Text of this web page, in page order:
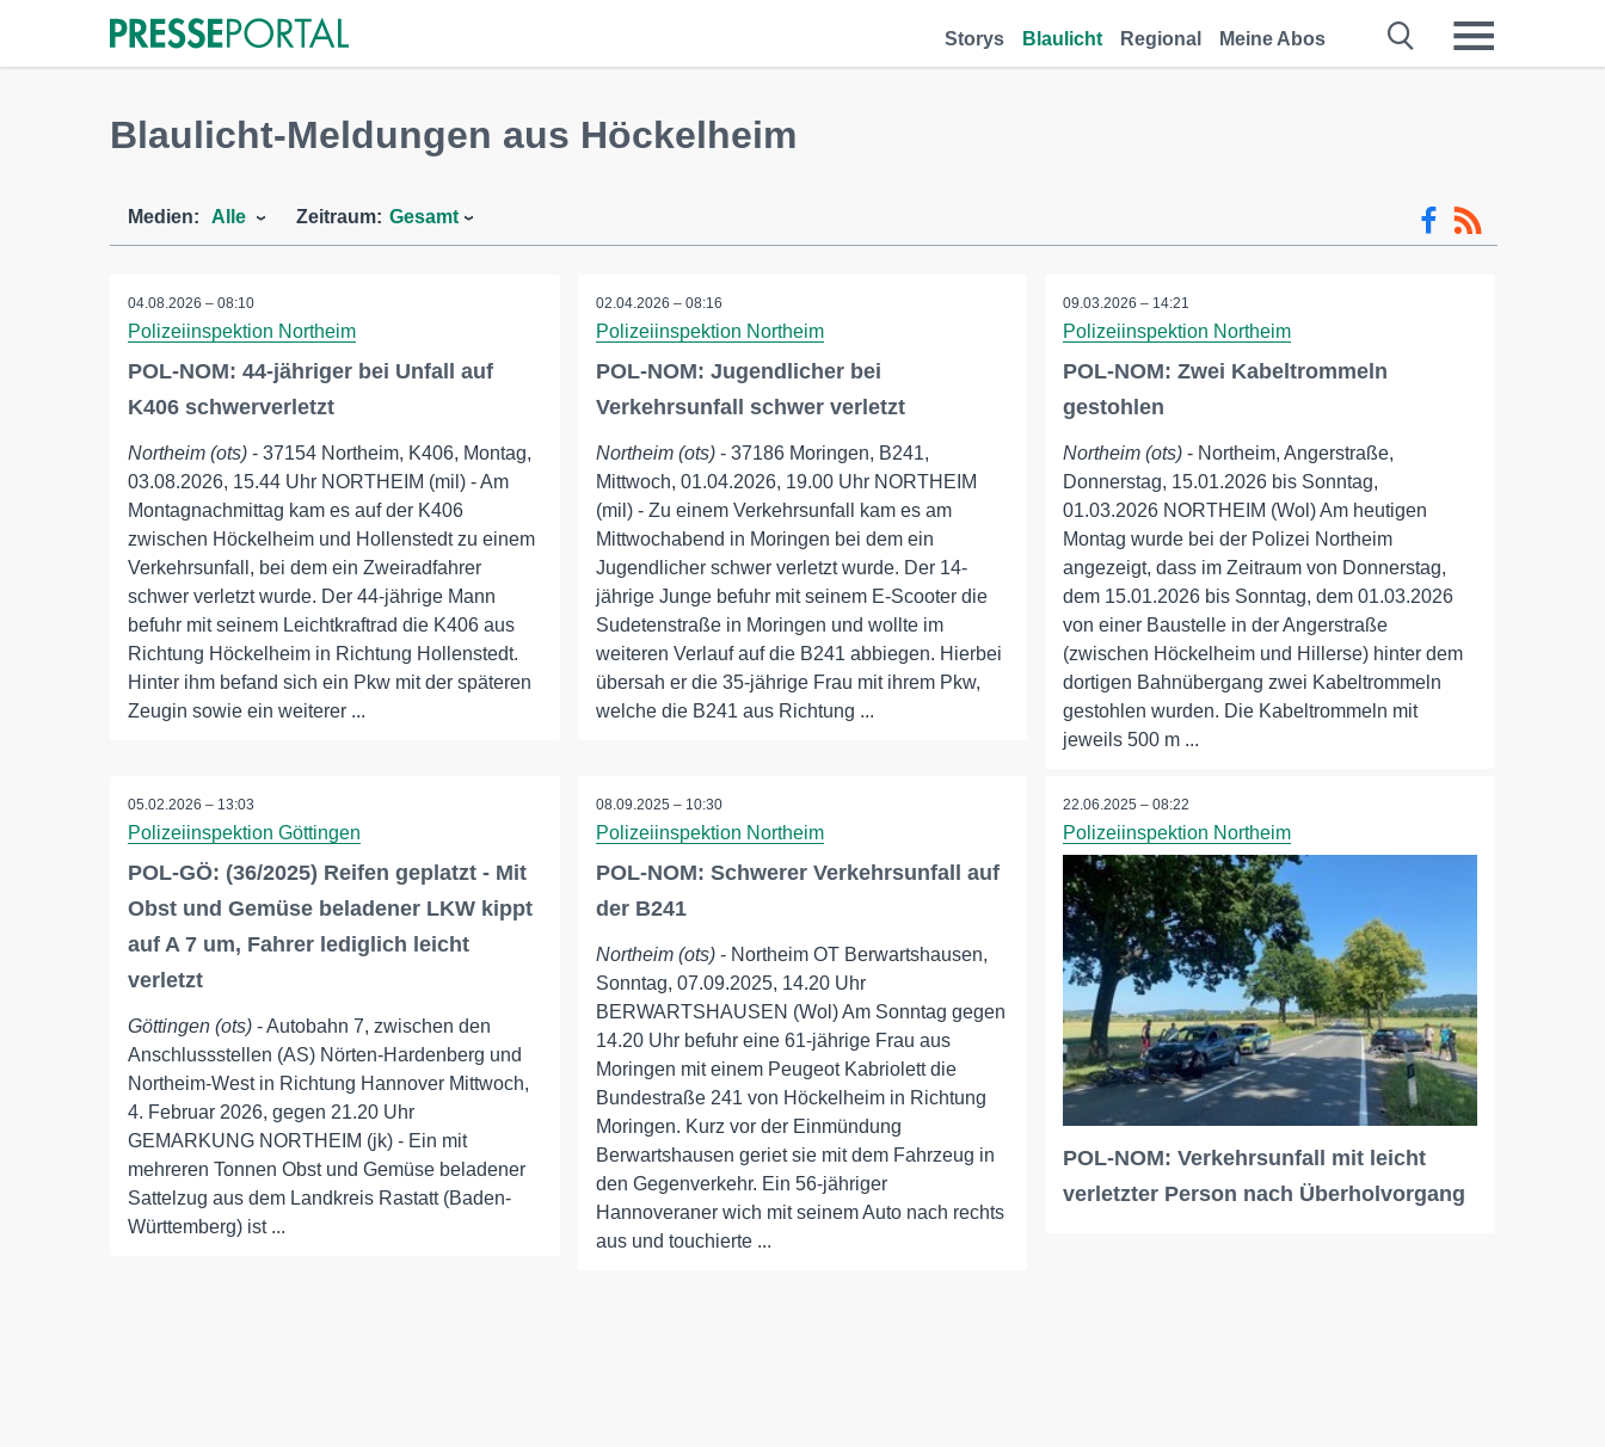
Storys Blaulicht Regional Meine Abos
Blaulicht-Meldungen aus Höckelheim
Medien: Alle Zeitraum: Gesamt
04.08.2026 – 08:10
Polizeiinspektion Northeim
POL-NOM: 44-jähriger bei Unfall auf
K406 schwerverletzt
Northeim (ots) - 37154 Northeim, K406, Montag,
03.08.2026, 15.44 Uhr NORTHEIM (mil) - Am
Montagnachmittag kam es auf der K406
zwischen Höckelheim und Hollenstedt zu einem
Verkehrsunfall, bei dem ein Zweiradfahrer
schwer verletzt wurde. Der 44-jährige Mann
befuhr mit seinem Leichtkraftrad die K406 aus
Richtung Höckelheim in Richtung Hollenstedt.
Hinter ihm befand sich ein Pkw mit der späteren
Zeugin sowie ein weiterer ...
02.04.2026 – 08:16
Polizeiinspektion Northeim
POL-NOM: Jugendlicher bei
Verkehrsunfall schwer verletzt
Northeim (ots)- 37186 Moringen, B241,
Mittwoch, 01.04.2026, 19.00 Uhr NORTHEIM
(mil) - Zu einem Verkehrsunfall kam es am
Mittwochabend in Moringen bei dem ein
Jugendlicher schwer verletzt wurde. Der 14-
jährige Junge befuhr mit seinem E-Scooter die
Sudetenstraße in Moringen und wollte im
weiteren Verlauf auf die B241 abbiegen. Hierbei
übersah er die 35-jährige Frau mit ihrem Pkw,
welche die B241 aus Richtung ...
09.03.2026 – 14:21
Polizeiinspektion Northeim
POL-NOM: Zwei Kabeltrommeln
gestohlen
Northeim (ots) - Northeim, Angerstraße,
Donnerstag, 15.01.2026 bis Sonntag,
01.03.2026 NORTHEIM (Wol) Am heutigen
Montag wurde bei der Polizei Northeim
angezeigt, dass im Zeitraum von Donnerstag,
dem 15.01.2026 bis Sonntag, dem 01.03.2026
von einer Baustelle in der Angerstraße
(zwischen Höckelheim und Hillerse) hinter dem
dortigen Bahnübergang zwei Kabeltrommeln
gestohlen wurden. Die Kabeltrommeln mit
jeweils 500 m ...
05.02.2026 – 13:03
Polizeiinspektion Göttingen
POL-GÖ: (36/2025) Reifen geplatzt - Mit
Obst und Gemüse beladener LKW kippt
auf A 7 um, Fahrer lediglich leicht
verletzt
Göttingen (ots) - Autobahn 7, zwischen den
Anschlussstellen (AS) Nörten-Hardenberg und
Northeim-West in Richtung Hannover Mittwoch,
4. Februar 2026, gegen 21.20 Uhr
GEMARKUNG NORTHEIM (jk) - Ein mit
mehreren Tonnen Obst und Gemüse beladener
Sattelzug aus dem Landkreis Rastatt (Baden-
Württemberg) ist ...
08.09.2025 – 10:30
Polizeiinspektion Northeim
POL-NOM: Schwerer Verkehrsunfall auf
der B241
Northeim (ots)- Northeim OT Berwartshausen,
Sonntag, 07.09.2025, 14.20 Uhr
BERWARTSHAUSEN (Wol) Am Sonntag gegen
14.20 Uhr befuhr eine 61-jährige Frau aus
Moringen mit einem Peugeot Kabriolett die
Bundestraße 241 von Höckelheim in Richtung
Moringen. Kurz vor der Einmündung
Berwartshausen geriet sie mit dem Fahrzeug in
den Gegenverkehr. Ein 56-jähriger
Hannoveraner wich mit seinem Auto nach rechts
aus und touchierte ...
22.06.2025 – 08:22
Polizeiinspektion Northeim
POL-NOM: Verkehrsunfall mit leicht
verletzter Person nach Überholvorgang